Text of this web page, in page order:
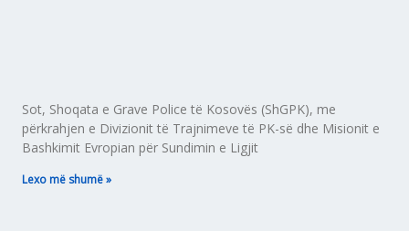
Sot, Shoqata e Grave Police të Kosovës (ShGPK), me
përkrahjen e Divizionit të Trajnimeve të PK-së dhe Misionit e
Bashkimit Evropian për Sundimin e Ligjit
Lexo më shumë »